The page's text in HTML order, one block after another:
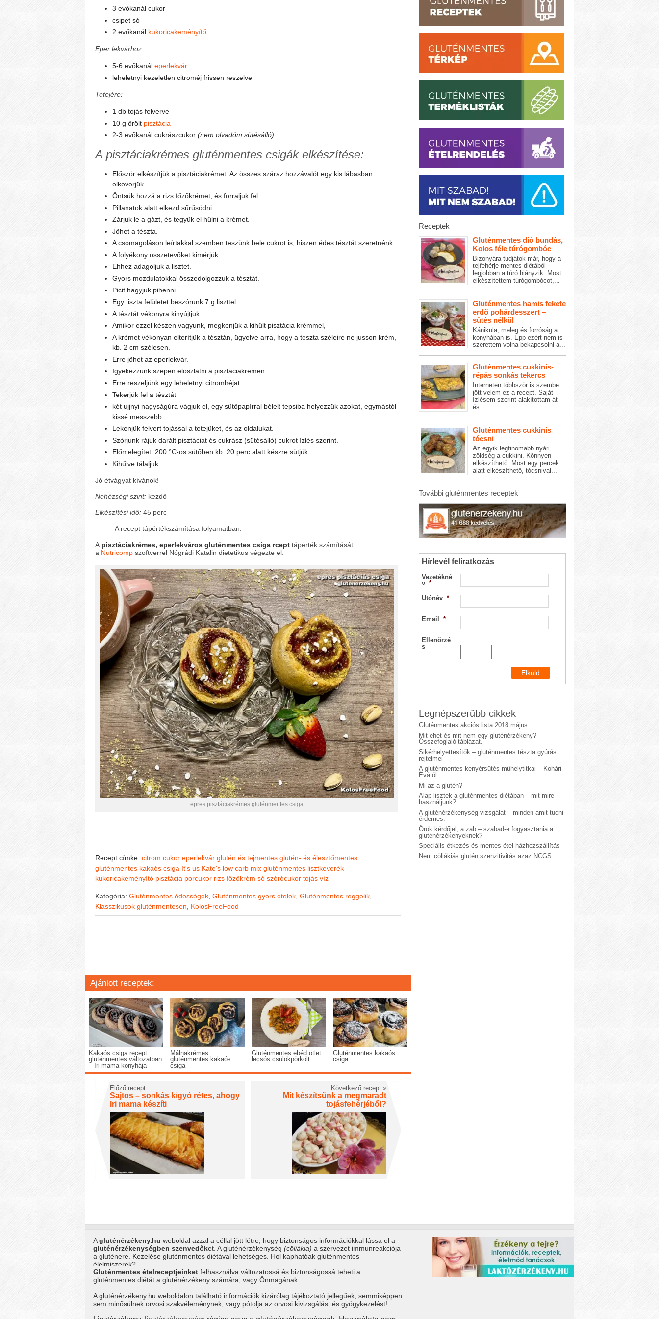
3 evőkanál cukor
csipet só
2 evőkanál kukoricakeményítő
Eper lekvárhoz:
5-6 evőkanál eperlekvár
leheletnyi kezeletlen citroméj frissen reszelve
Tetejére:
1 db tojás felverve
10 g őrölt pisztácia
2-3 evőkanál cukrászcukor (nem olvadóm sütésálló)
A pisztáciakrémes gluténmentes csigák elkészítése:
Először elkészítjük a pisztáciakrémet. Az összes száraz hozzávalót egy kis lábasban
elkeverjük.
Öntsük hozzá a rizs főzőkrémet, és forraljuk fel.
Pillanatok alatt elkezd sűrűsödni.
Zárjuk le a gázt, és tegyük el hűlni a krémet.
Jöhet a tészta.
A csomagoláson leírtakkal szemben teszünk bele cukrot is, hiszen édes tésztát szeretnénk.
A folyékony összetevőket kimérjük.
Ehhez adagoljuk a lisztet.
Gyors mozdulatokkal összedolgozzuk a tésztát.
Picit hagyjuk pihenni.
Egy tiszta felületet beszórunk 7 g liszttel.
A tésztát vékonyra kinyújtjuk.
Amikor ezzel készen vagyunk, megkenjük a kihűlt pisztácia krémmel,
A krémet vékonyan elterítjük a tésztán, ügyelve arra, hogy a tészta széleire ne jusson krém,
kb. 2 cm szélesen.
Erre jöhet az eperlekvár.
Igyekezzünk szépen eloszlatni a pisztáciakrémen.
Erre reszeljünk egy leheletnyi citromhéjat.
Tekerjük fel a tésztát.
két ujjnyi nagyságúra vágjuk el, egy sütőpapírral bélelt tepsiba helyezzük azokat, egymástól
kissé messzebb.
Lekenjük felvert tojással a tetejüket, és az oldalukat.
Szórjunk rájuk darált pisztáciát és cukrász (sütésálló) cukrot ízlés szerint.
Előmelegített 200 °C-os sütőben kb. 20 perc alatt készre sütjük.
Kihűlve tálaljuk.
Jó étvágyat kívánok!
Nehézségi szint: kezdő
Elkészítési idő: 45 perc
A recept tápértékszámítása folyamatban.
A pisztáciakrémes, eperlekváros gluténmentes csiga rcept tápérték számítását
a Nutricomp szoftverrel Nógrádi Katalin dietetikus végezte el.
epres pisztáciakrémes gluténmentes csiga
Recept címke: citrom cukor eperlekvár glutén és tejmentes glutén- és élesztőmentes
gluténmentes kakaós csiga It's us Kate's low carb mix gluténmentes lisztkeverék
kukoricakeményítő pisztácia porcukor rizs főzőkrém só szórócukor tojás víz
Kategória: Gluténmentes édességek Gluténmentes gyors ételek Gluténmentes reggelik
Klasszikusok gluténmentesen
KolosFreeFood
Ajánlott receptek:
Kakaós csiga recept
gluténmentes változatban
– Iri mama konyhája
Málnakrémes
gluténmentes kakaós
csiga
Gluténmentes ebéd ötlet:
lecsós csülökpörkölt
Gluténmentes kakaós
csiga
Előző recept
Sajtos – sonkás kígyó rétes, ahogy
Iri mama készíti
Következő recept »
Mit készítsünk a megmaradt
tojásfehérjéből?
Receptek
Gluténmentes dió bundás,
Kolos féle túrógombóc
Bizonyára tudjátok már, hogy a
tejfehérje mentes diétából
legjobban a túró hiányzik. Most
elkészítettem túrógombócot,...
Gluténmentes hamis fekete
erdő pohárdesszert –
sütés nélkül
Kánikula, meleg és forróság a
konyhában is. Épp ezért nem is
szerettem volna bekapcsolni a...
Gluténmentes cukkinis-
répás sonkás tekercs
Interneten többször is szembe
jött velem ez a recept. Saját
ízlésem szerint alakítottam át
és...
Gluténmentes cukkinis
tócsni
Az egyik legfinomabb nyári
zöldség a cukkini. Könnyen
elkészíthető. Most egy percek
alatt elkészíthető, tócsnival...
További gluténmentes receptek
Hírlevél feliratkozás
Vezetékné
v *
Utónév *
Email *
Ellenőrzé
s
Legnépszerűbb cikkek
Gluténmentes akciós lista 2018 május
Mit ehet és mit nem egy gluténérzékeny?
Összefoglaló táblázat.
Sikérhelyettesítők – gluténmentes tészta gyúrás
rejtelmei
A gluténmentes kenyérsütés műhelytitkai – Kohári
Évától
Mi az a glutén?
Alap lisztek a gluténmentes diétában – mit mire
használjunk?
A gluténérzékenység vizsgálat – minden amit tudni
érdemes.
Örök kérdőjel, a zab – szabad-e fogyasztania a
gluténérzékenyeknek?
Speciális étkezés és mentes étel házhozszállítás
Nem cöliákiás glutén szenzitivitás azaz NCGS
Agluténérzékeny.hu weboldal azzal a céllal jött létre, hogy biztonságos információkkal lássa el a
gluténérzékenységben szenvedőket. A gluténérzékenység (cöliákia) a szervezet immunreakciója
a gluténere. Kezelése gluténmentes diétával lehetséges. Hol kaphatóak gluténmentes
élelmiszerek?
Gluténmentes ételreceptjeinket felhasználva változatossá és biztonságossá teheti a
gluténmentes diétát a gluténérzékeny számára, vagy Önmagának.
A gluténérzékeny.hu weboldalon található információk kizárólag tájékoztató jellegűek, semmiképpen
sem minősülnek orvosi szakvéleménynek, vagy pótolja az orvosi kivizsgálást és gyógykezelést!